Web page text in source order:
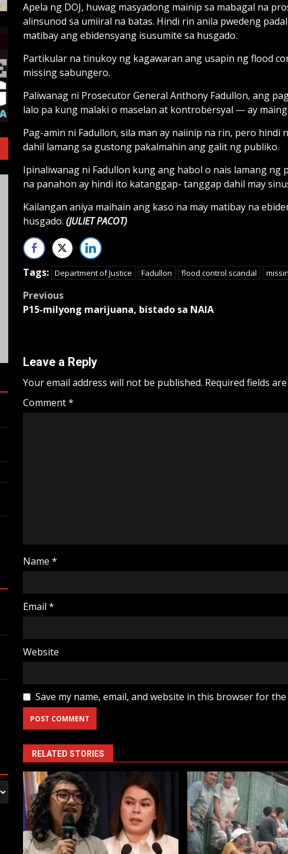
Apela ng DOJ, huwag masyadong mainip sa mabagal na
alinsunod sa umiiral na batas. Hindi rin anila pwedeng
matibay ang ebidensyang isusumite sa husgado.
Partikular na tinukoy ng kagawaran ang usapin ng flood
missing sabungero.
Paliwanag ni Prosecutor General Anthony Fadullon, ang
lalo pa kung malaki o maselan at kontrobersyal — ay
Pag-amin ni Fadullon, sila man ay naiinip na rin, pero hindi
dahil lamang sa gustong pakalmahin ang galit ng publiko.
Ipinaliwanag ni Fadullon kung ang habol o nais lamang ng
na panahon ay hindi ito katanggap- tanggap dahil may
Kailangan aniya maihain ang kaso na may matibay na
husgado. (JULIET PACOT)
Tags: Department of Justice Fadullon flood control scandal
Post
navigation
Previous
P15-milyong marijuana, bistado sa NAIA
Leave a Reply
Your email address will not be published. Required fields
Comment*
Name *
Email *
Website
Save my name, email, and website in this browser for
RELATED STORIES